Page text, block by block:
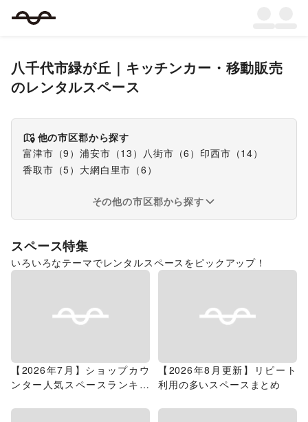
八千代市緑が丘 ｜ キッチンカー・移動販売
のレンタルスペース
他の市区郡から探す
富津市 （9 ）浦安市 （13 ） 八街市 （6 ） 印西市 （14）
香取市 （5） 大網白里市 （6 ）
その他の市区郡から探す
スペース特集
いろいろなテーマでレンタルスペースをピックアップ！
【2026年7月】ショップカウ
ンター人気スペースランキン
【2026年8月更新】リピート
利用の多いスペースまとめ